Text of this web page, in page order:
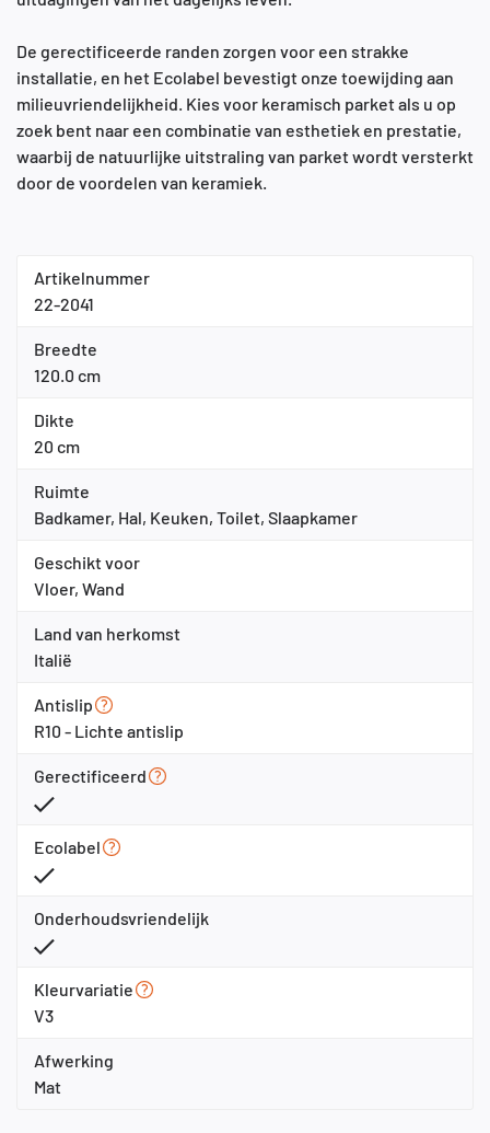
De gerectificeerde randen zorgen voor een strakke
installatie, en het Ecolabel bevestigt onze toewijding aan
milieuvriendelijkheid. Kies voor keramisch parket als u op
zoek bent naar een combinatie van esthetiek en prestatie,
waarbij de natuurlijke uitstraling van parket wordt versterkt
door de voordelen van keramiek.
Artikelnummer
22-2041
Breedte
120.0 cm
Dikte
20 cm
Ruimte
Badkamer, Hal, Keuken, Toilet, Slaapkamer
Geschikt voor
Vloer, Wand
Land van herkomst
Italië
Antislip
R10 - Lichte antislip
Gerectificeerd
Ecolabel
Onderhoudsvriendelijk
Kleurvariatie
V3
Afwerking
Mat